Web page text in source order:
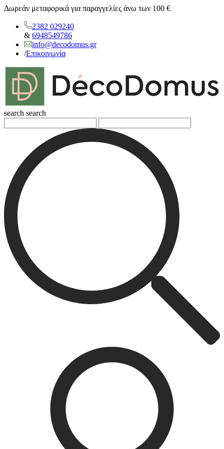
Δωρεάν μεταφορικά για παραγγελίες άνω των 100 €
2382 029240
& 6948549786
info@decodomus.gr
/Επικοινωνία
search search